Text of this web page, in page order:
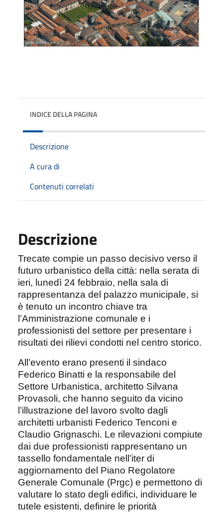
INDICE DELLA PAGINA
Descrizione
A cura di
Contenuti correlati
Descrizione
Trecate compie un passo decisivo verso il
futuro urbanistico della città: nella serata di
ieri, lunedì 24 febbraio, nella sala di
rappresentanza del palazzo municipale, si
è tenuto un incontro chiave tra
l’Amministrazione comunale e i
professionisti del settore per presentare i
risultati dei rilievi condotti nel centro storico.
All’evento erano presenti il sindaco
Federico Binatti e la responsabile del
Settore Urbanistica, architetto Silvana
Provasoli, che hanno seguito da vicino
l’illustrazione del lavoro svolto dagli
architetti urbanisti Federico Tenconi e
Claudio Grignaschi. Le rilevazioni compiute
dai due professionisti rappresentano un
tassello fondamentale nell’iter di
aggiornamento del Piano Regolatore
Generale Comunale (Prgc) e permettono di
valutare lo stato degli edifici, individuare le
tutele esistenti, definire le priorità